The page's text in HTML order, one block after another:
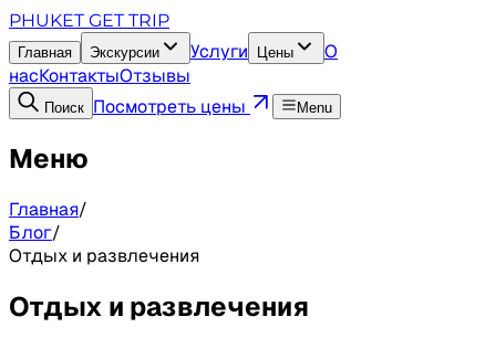
PHUKET GET TRIP
Главная Экскурсии Услуги Цены
О
насКонтактыОтзывы
Поиск Посмотреть цены Menu
Меню
Главная/
Блог/
Отдых и развлечения
Отдых и развлечения